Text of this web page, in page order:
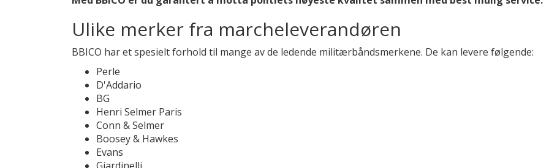
Ulike merker fra marcheleverandøren
BBICO har et spesielt forhold til mange av de ledende militærbåndsmerkene. De kan levere følgende:
Perle
D'Addario
BG
Henri Selmer Paris
Conn & Selmer
Boosey & Hawkes
Evans